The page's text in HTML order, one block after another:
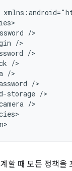
storage
할 때 모든 정책을